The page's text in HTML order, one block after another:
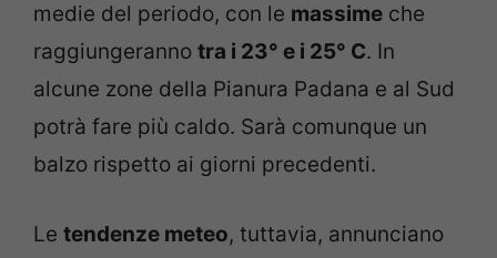
medie del periodo, con le massime che
raggiungeranno tra i 23° e i 25° C. In
alcune zone della Pianura Padana e al Sud
potrà fare più caldo. Sarà comunque un
balzo rispetto ai giorni precedenti.
Le tendenze meteo, tuttavia, annunciano